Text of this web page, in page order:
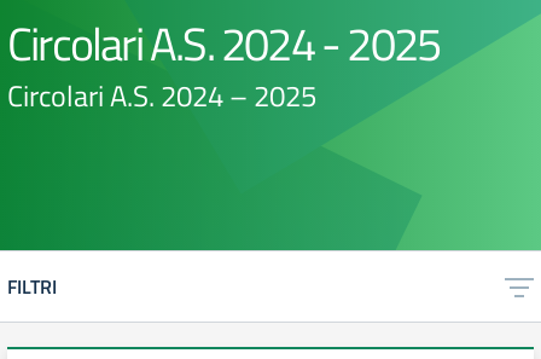
Circolari A.S. 2024 - 2025
Circolari A.S. 2024 – 2025
FILTRI